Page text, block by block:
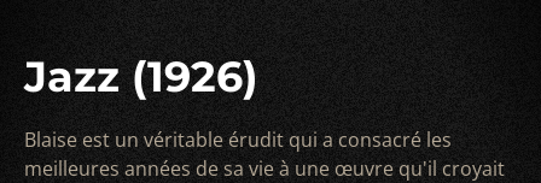
Jazz (1926)
Blaise est un véritable érudit qui a consacré les
meilleures années de sa vie à une œuvre qu'il croyait